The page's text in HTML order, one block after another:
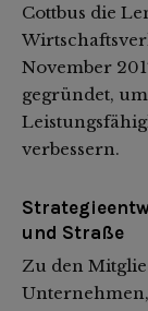
Cottbus die
November
gegründet,
verbessern.
und Straße
Zu den